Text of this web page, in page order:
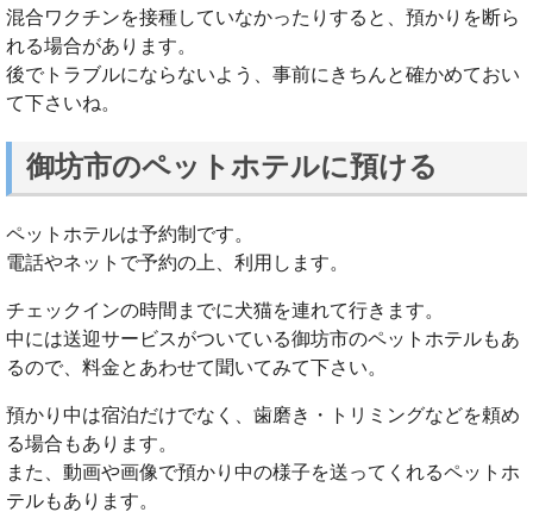
混合ワクチンを接種していなかったりすると、預かりを断ら
れる場合があります。
後でトラブルにならないよう、事前にきちんと確かめておい
て下さいね。
御坊市のペットホテルに預ける
ペットホテルは予約制です。
電話やネットで予約の上、利用します。
チェックインの時間までに犬猫を連れて行きます。
中には送迎サービスがついている御坊市のペットホテルもあ
るので、料金とあわせて聞いてみて下さい。
預かり中は宿泊だけでなく、歯磨き・トリミングなどを頼め
る場合もあります。
また、動画や画像で預かり中の様子を送ってくれるペットホ
テルもあります。